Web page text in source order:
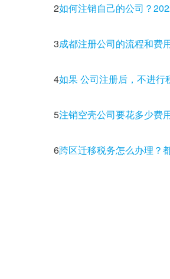
2如何注销自己的公司？2022公司注销超详
3成都注册公司的流程和费
4如果 公司注册后，不进行税务登记有
5注销空壳公司要花多少费
6跨区迁移税务怎么办理？都有哪些流程和